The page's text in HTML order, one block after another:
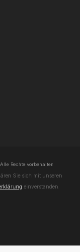
Rechte vorbehalten
Sie sich mit unseren
einverstanden.